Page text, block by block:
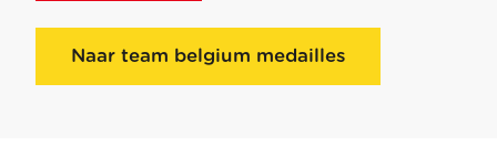
Naar team belgium medailles